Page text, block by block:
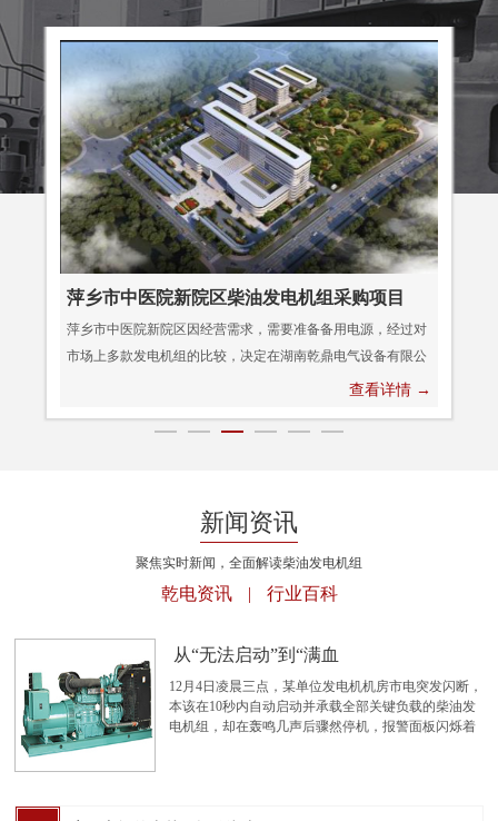
萍乡市中医院新院区柴油发电机组采购项目
萍乡市中医院新院区因经营需求，需要准备备用电源，经过对
市场上多款发电机组的比较，决定在湖南乾鼎电气设备有限公
司选购玉柴系列400kw柴油发电机组一台。之所以选择乾鼎电
他们公司拥有核心科技、产品智能化成分高。在将产品交付给
个合作过程中的服务非常满意！湖南乾鼎电气设备有限公司自
主生产发电机组，拥有完整的生产流水线及质量管理体系，产
品广泛服务于工厂、矿山、医院、政府、电信、油田和铁路等
众多领域，咨询热线：185-7319-8245
查看详情 →
新闻资讯
聚焦实时新闻，全面解读柴油发电机组
乾电资讯 | 行业百科
从“无法启动”到“满血
12月4日凌晨三点，某单位发电机机房市电突发闪断，
本该在10秒内自动启动并承载全部关键负载的柴油发
电机组，却在轰鸣几声后骤然停机，报警面板闪烁着